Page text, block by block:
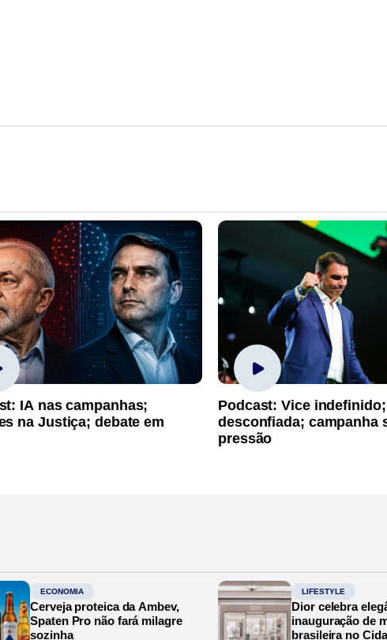
IA nas campanhas;
na Justiça; debate em
Podcast: Vice
desconfiada; campanha
pressão
ECONOMIA
Cerveja proteica da Ambev,
Spaten Pro não fará milagre
sozinha
LIFESTYLE
Dior celebra
inauguração de
brasileira no